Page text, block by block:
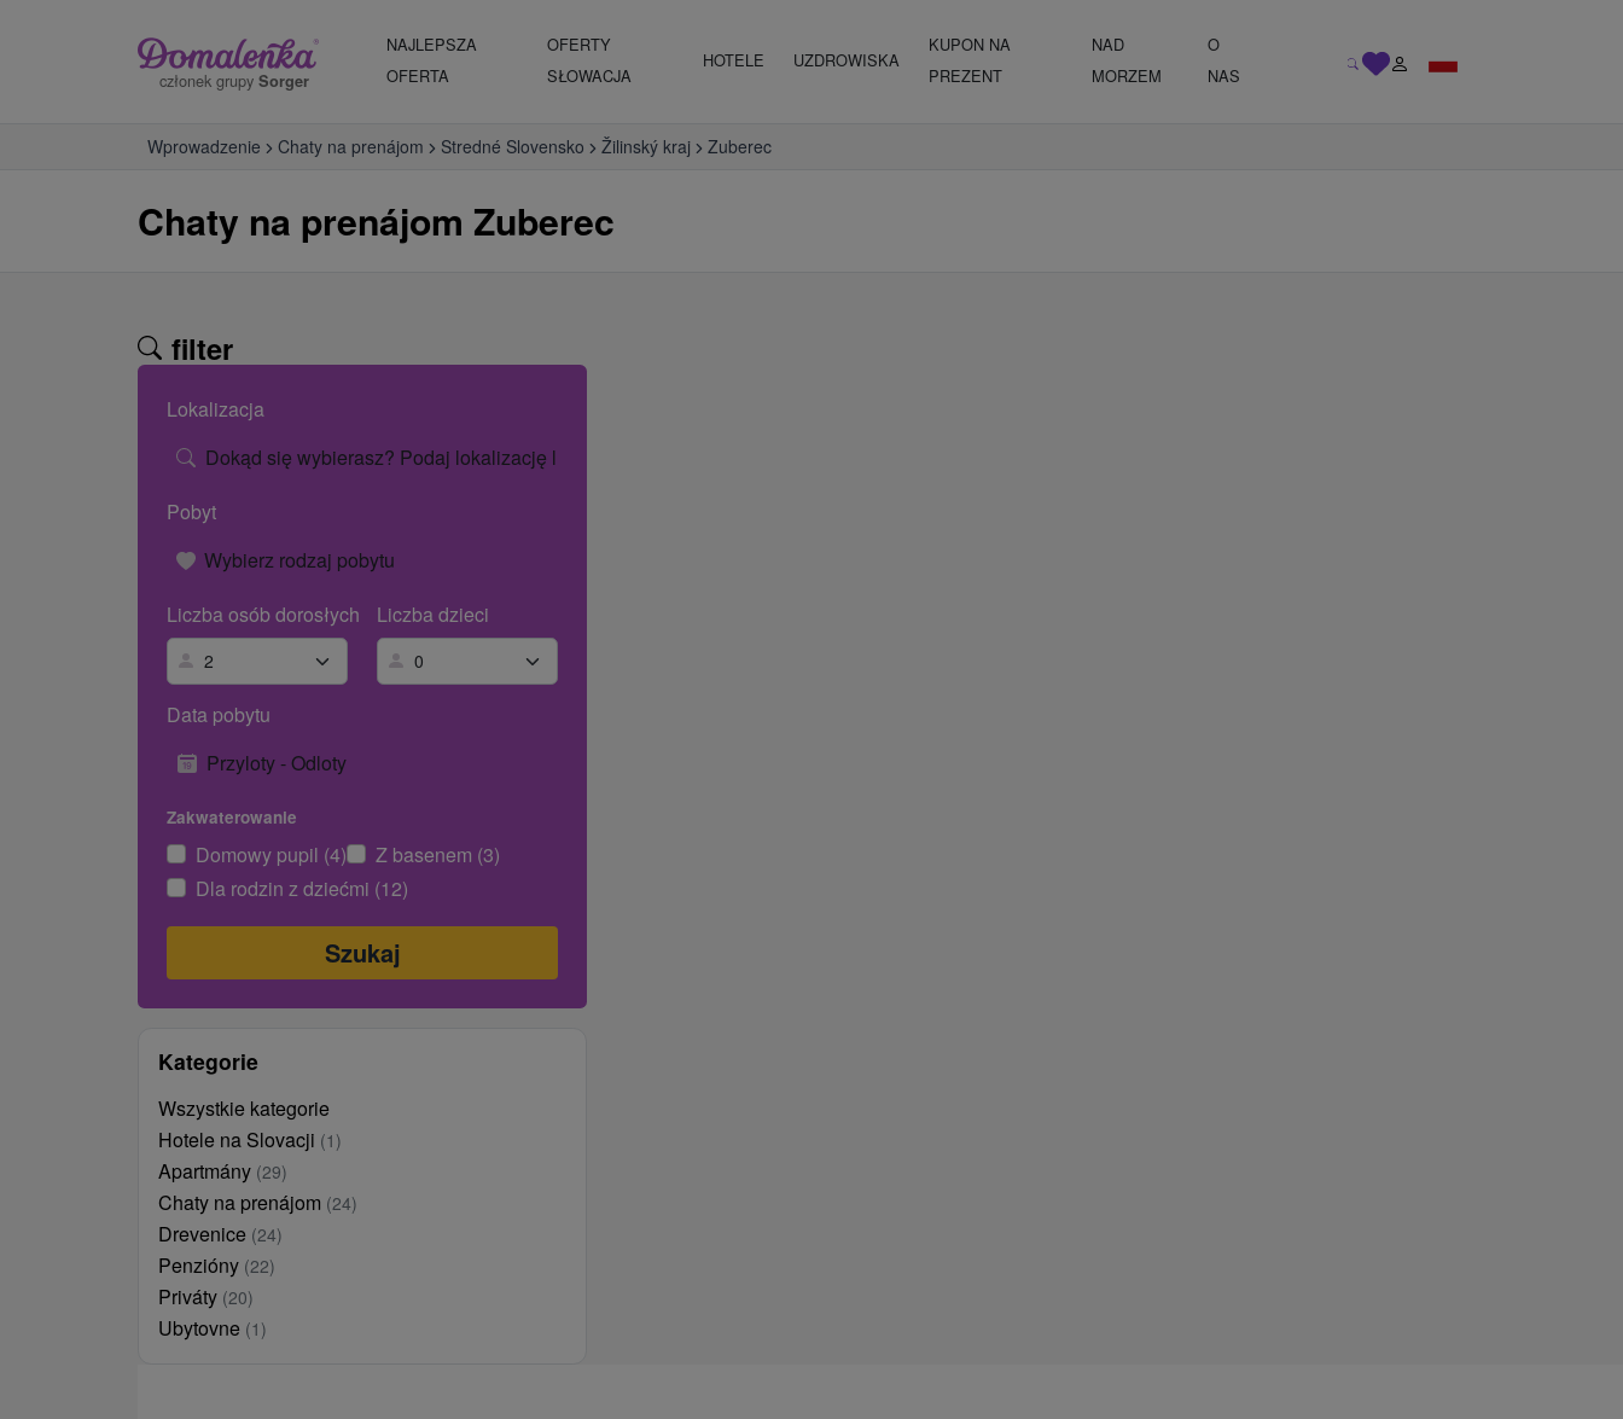
członek grupy Sorger
NAJLEPSZA
OFERTA
OFERTY
SŁOWACJA
HOTELE UZDROWISKA
KUPON NA
PREZENT
NAD
MORZEM
O
NAS
Wprowadzenie Chaty na prenájom Stredné Slovensko Žilinský kraj Zuberec
Chaty na prenájom Zuberec
filter
Lokalizacja
Dokąd się wybierasz? Podaj lokalizację lub nazwę hotelu.
Pobyt
Wybierz rodzaj pobytu
Liczba osób dorosłych
Liczba dzieci
Data pobytu
Przyloty - Odloty
Zakwaterowanie
Domowy pupil (4)
Z basenem (3)
Dla rodzin z dziećmi (12)
Kategorie
Wszystkie kategorie
Hotele na Slovacji (1)
Apartmány (29)
Chaty na prenájom (24)
Drevenice (24)
Penzióny (22)
Priváty (20)
Ubytovne (1)